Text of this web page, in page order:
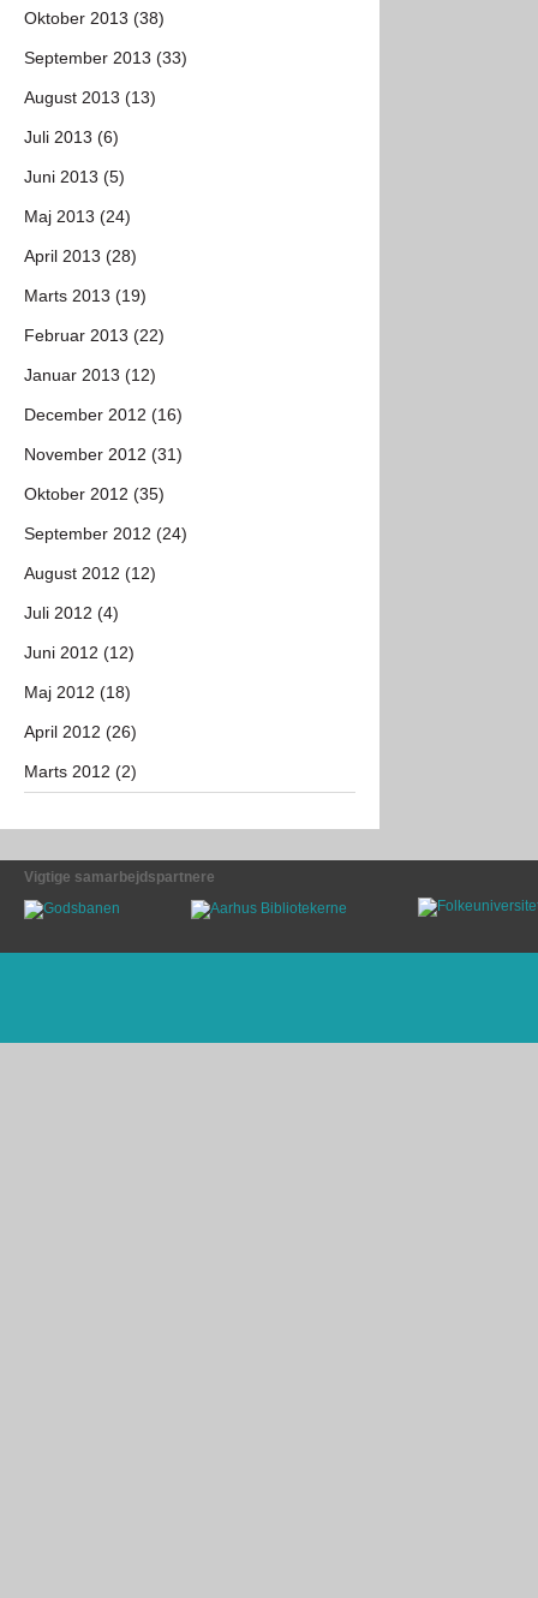
Oktober 2013 (38)
September 2013 (33)
August 2013 (13)
Juli 2013 (6)
Juni 2013 (5)
Maj 2013 (24)
April 2013 (28)
Marts 2013 (19)
Februar 2013 (22)
Januar 2013 (12)
December 2012 (16)
November 2012 (31)
Oktober 2012 (35)
September 2012 (24)
August 2012 (12)
Juli 2012 (4)
Juni 2012 (12)
Maj 2012 (18)
April 2012 (26)
Marts 2012 (2)
Vigtige samarbejdspartnere